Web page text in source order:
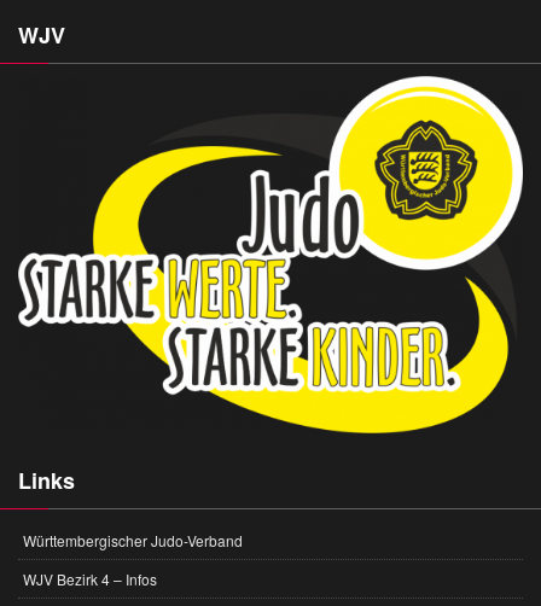
WJV
Links
Württembergischer Judo-Verband
WJV Bezirk 4 – Infos